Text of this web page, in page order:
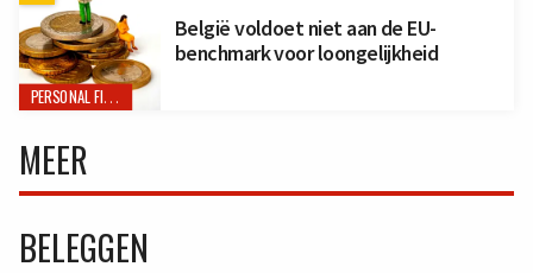
PERSONAL FINANCE
België voldoet niet aan de EU-
benchmark voor loongelijkheid
MEER
BELEGGEN